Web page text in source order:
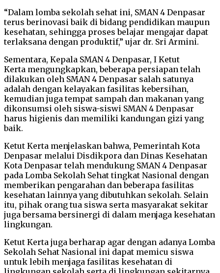
“Dalam lomba sekolah sehat ini, SMAN 4 Denpasar
terus berinovasi baik di bidang pendidikan maupun
kesehatan, sehingga proses belajar mengajar dapat
terlaksana dengan produktif,” ujar dr. Sri Armini.
Sementara, Kepala SMAN 4 Denpasar, I Ketut
Kerta mengungkapkan, beberapa persiapan telah
dilakukan oleh SMAN 4 Denpasar salah satunya
adalah dengan kelayakan fasilitas kebersihan,
kemudian juga tempat sampah dan makanan yang
dikonsumsi oleh siswa-siswi SMAN 4 Denpasar
harus higienis dan memiliki kandungan gizi yang
baik.
Ketut Kerta menjelaskan bahwa, Pemerintah Kota
Denpasar melalui Disdikpora dan Dinas Kesehatan
Kota Denpasar telah mendukung SMAN 4 Denpasar
pada Lomba Sekolah Sehat tingkat Nasional dengan
memberikan pengarahan dan beberapa fasilitas
kesehatan lainnya yang dibutuhkan sekolah. Selain
itu, pihak orang tua siswa serta masyarakat sekitar
juga bersama bersinergi di dalam menjaga kesehatan
lingkungan.
Ketut Kerta juga berharap agar dengan adanya Lomba
Sekolah Sehat Nasional ini dapat memicu siswa
untuk lebih menjaga fasilitas kesehatan di